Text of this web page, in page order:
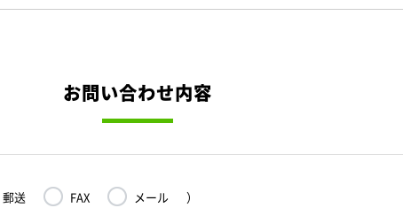
お問い合わせ内容
郵送 FAX メール
）